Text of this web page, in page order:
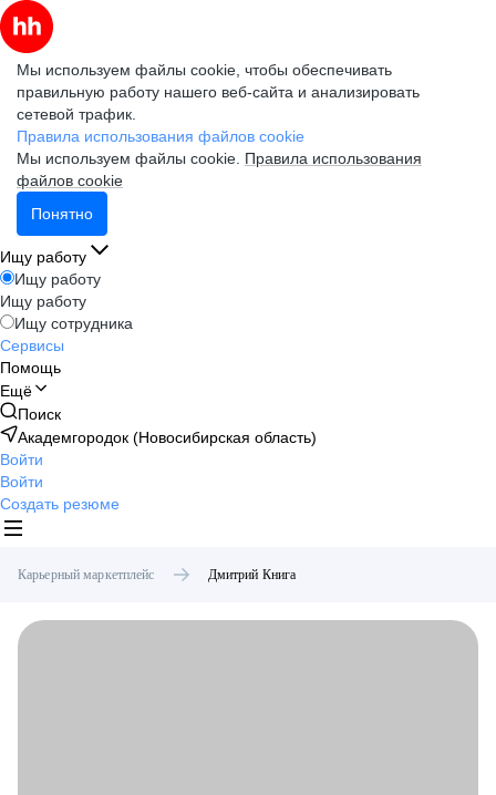
Мы используем файлы cookie, чтобы обеспечивать
правильную работу нашего веб-сайта и анализировать
сетевой трафик.
Правила использования файлов cookie
Мы используем файлы cookie. Правила использования
файлов cookie
Понятно
Ищу работу
Ищу работу
Ищу работу
Ищу сотрудника
Сервисы
Помощь
Ещё
Поиск
Академгородок (Новосибирская область)
Войти
Войти
Создать резюме
Карьерный маркетплейс Дмитрий Книга